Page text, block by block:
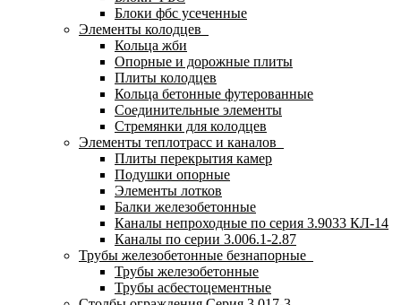
Блоки фбс усеченные
Элементы колодцев
Кольца жби
Опорные и дорожные плиты
Плиты колодцев
Кольца бетонные футерованные
Соединительные элементы
Стремянки для колодцев
Элементы теплотрасс и каналов
Плиты перекрытия камер
Подушки опорные
Элементы лотков
Балки железобетонные
Каналы непроходные по серия 3.9033 КЛ-14
Каналы по серии 3.006.1-2.87
Трубы железобетонные безнапорные
Трубы железобетонные
Трубы асбестоцементные